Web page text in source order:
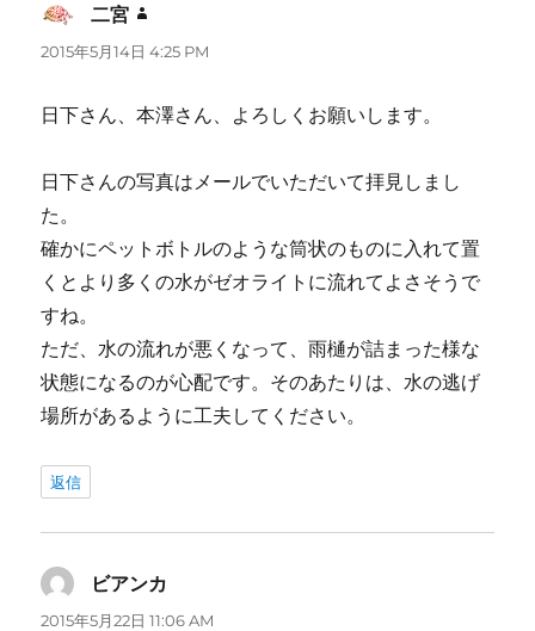
二宮
り:
2015年5月14日 4:25 PM
日下さん、本澤さん、よろしくお願いします。
日下さんの写真はメールでいただいて拝見しまし
た。
確かにペットボトルのような筒状のものに入れて置
くとより多くの水がゼオライトに流れてよさそうで
すね。
ただ、水の流れが悪くなって、雨樋が詰まった様な
状態になるのが心配です。そのあたりは、水の逃げ
場所があるように工夫してください。
返信
ビアンカ
り:
2015年5月22日 11:06 AM